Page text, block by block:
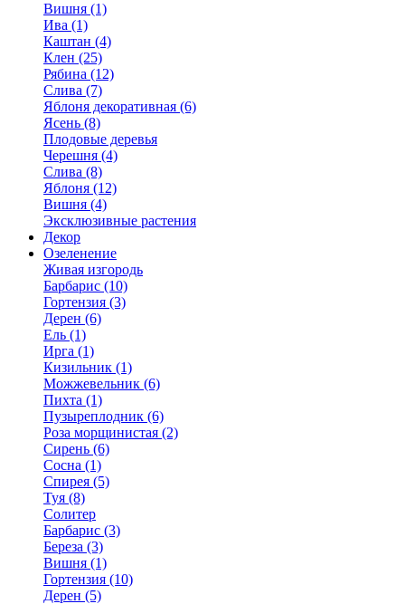
Вишня (1)
Ива (1)
Каштан (4)
Клен (25)
Рябина (12)
Слива (7)
Яблоня декоративная (6)
Ясень (8)
Плодовые деревья
Черешня (4)
Слива (8)
Яблоня (12)
Вишня (4)
Эксклюзивные растения
Декор
Озеленение
Живая изгородь
Барбарис (10)
Гортензия (3)
Дерен (6)
Ель (1)
Ирга (1)
Кизильник (1)
Можжевельник (6)
Пихта (1)
Пузыреплодник (6)
Роза морщинистая (2)
Сирень (6)
Сосна (1)
Спирея (5)
Туя (8)
Солитер
Барбарис (3)
Береза (3)
Вишня (1)
Гортензия (10)
Дерен (5)